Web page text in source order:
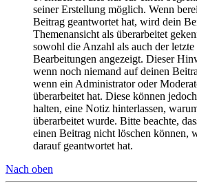
seiner Erstellung möglich. Wenn
Beitrag geantwortet hat, wird dein
Themenansicht als überarbeitet
sowohl die Anzahl als auch der
Bearbeitungen angezeigt. Dieser
wenn noch niemand auf deinen
wenn ein Administrator oder
überarbeitet hat. Diese können
halten, eine Notiz hinterlassen,
überarbeitet wurde. Bitte beachte,
einen Beitrag nicht löschen können,
darauf geantwortet hat.
Nach oben